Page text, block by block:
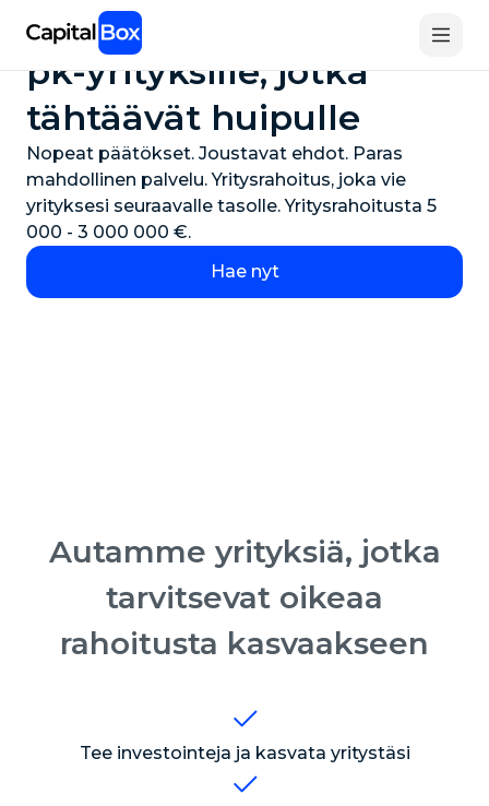
content
Joustavaa rahoitusta
pk-yrityksille, jotka
tähtäävät huipulle
Nopeat päätökset. Joustavat ehdot. Paras
mahdollinen palvelu. Yritysrahoitus, joka vie
yrityksesi seuraavalle tasolle. Yritysrahoitusta 5
000 - 3 000 000 €.
Hae nyt
Autamme yrityksiä, jotka
tarvitsevat oikeaa
rahoitusta kasvaakseen
Tee investointeja ja kasvata yritystäsi